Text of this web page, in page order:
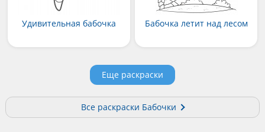
Удивительная бабочка Бабочка летит над лесом
Еще раскраски
Все раскраски Бабочки